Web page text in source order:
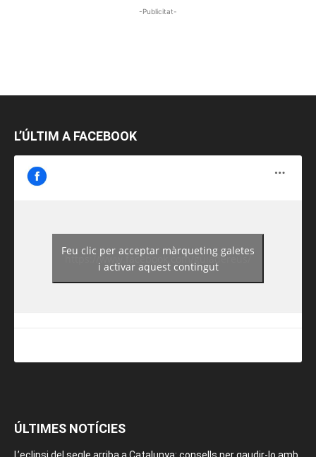
-Publicitat-
L’ÚLTIM A FACEBOOK
https://www.facebook.com/guiadereus/
Feu clic per acceptar màrqueting galetes
i activar aquest contingut
ÚLTIMES NOTÍCIES